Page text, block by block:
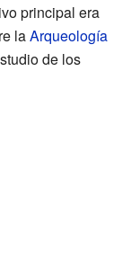
principal era
laArqueología
de los